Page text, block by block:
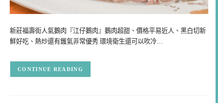
新莊福壽街人氣鵝肉『江仔鵝肉』鵝肉超甜、價格平易近人、黑白切新
鮮好吃、熱炒還有鑊氣非常優秀 環境衛生還可以吹冷…
CONTINUE READING